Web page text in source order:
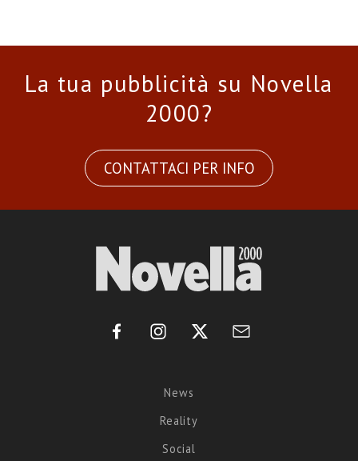
La tua pubblicità su Novella
2000?
CONTATTACI PER INFO
News
Reality
Social